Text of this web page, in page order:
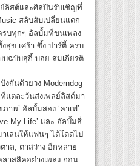
ลิสต์และศิลปินรับเชิญที่
สลับสับเปลี่ยนแตก
บทุกๆ อัลบั้มที่ขนเพลง
ข เศร้า ซึ้ง ปาร์ตี้ ครบ
ฉบับสุกี้-บอย-สมเกียรติ
งกันด้วยวง Moderndog
แต่ละวันส่งเพลย์ลิสต์มา
าพ’ อัลบั้มสอง ‘คาเฟ่’
My Life’ และ อัลบั้มสี่
าเล่นให้แฟนๆ ได้โดดไป
าล, ตาสว่าง อีกหลาย
ลาสสิคอย่างเพลง ก่อน